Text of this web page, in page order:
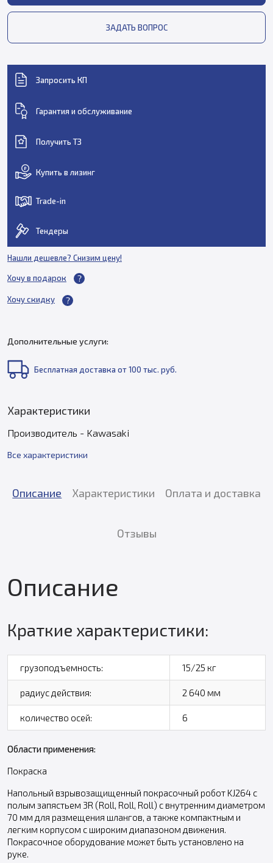
ЗАДАТЬ ВОПРОС
Запросить КП
Гарантия и обслуживание
Получить ТЗ
Купить в лизинг
Trade-in
Тендеры
Нашли дешевле? Снизим цену!
Хочу в подарок
Хочу скидку
Дополнительные услуги:
Бесплатная доставка от 100 тыс. руб.
Характеристики
Производитель - Kawasaki
Все характеристики
Описание Характеристики Оплата и доставка
Отзывы
Описание
Краткие характеристики:
грузоподъемность: 15/25 кг
радиус действия: 2 640 мм
количество осей: 6
Области применения:
Покраска
Напольный взрывозащищенный покрасочный робот KJ264 с
полым запястьем 3R (Roll, Roll, Roll) с внутренним диаметром
70 мм для размещения шлангов, а также компактным и
легким корпусом с широким диапазоном движения.
Покрасочное оборудование может быть установлено на
руке.